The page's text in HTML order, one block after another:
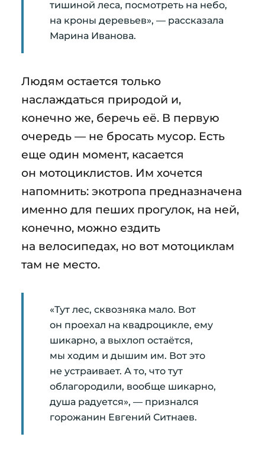
тишиной леса, посмотреть на небо,
на кроны деревьев», — рассказала
Марина Иванова.
Людям остается только
наслаждаться природой и,
конечно же, беречь её. В первую
очередь — не бросать мусор. Есть
еще один момент, касается
он мотоциклистов. Им хочется
напомнить: экотропа предназначена
именно для пеших прогулок, на ней,
конечно, можно ездить
на велосипедах, но вот мотоциклам
там не место.
«Тут лес, сквозняка мало. Вот
он проехал на квадроцикле, ему
шикарно, а выхлоп остаётся,
мы ходим и дышим им. Вот это
не устраивает. А то, что тут
облагородили, вообще шикарно,
душа радуется», — признался
горожанин Евгений Ситнаев.